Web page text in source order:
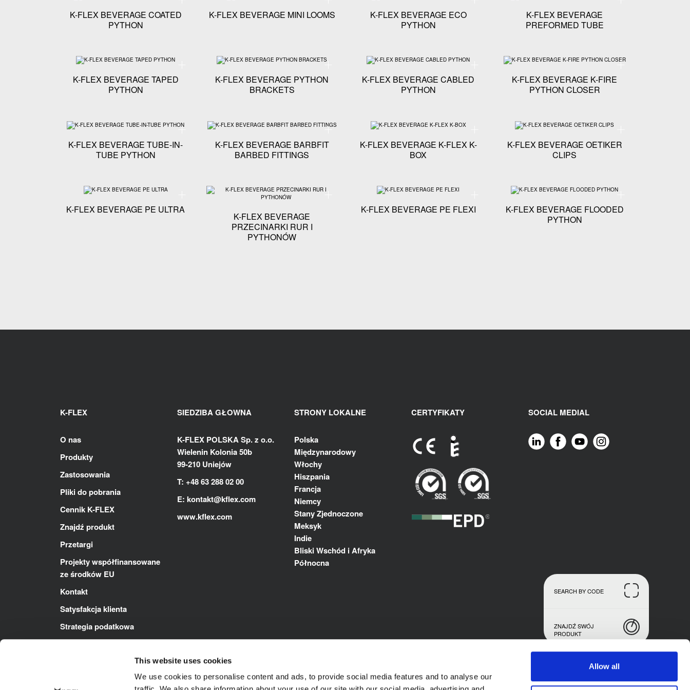
This website uses cookies
We use cookies to personalise content and ads, to provide social media features and to analyse our
Allow all
SEARCH BY CODE
ZNAJDŹ SWÓJ
PRODUKT
K-FLEX BEVERAGE COATED
PYTHON
K-FLEX BEVERAGE MINI LOOMS
K-FLEX BEVERAGE ECO
PYTHON
K-FLEX BEVERAGE
PREFORMED TUBE
K-FLEX BEVERAGE TAPED
PYTHON
Specyfikacja techniczna - K-FLEX BEVERAGE TAPED PYTHON
K-FLEX BEVERAGE PYTHON
BRACKETS
Specyfikacja techniczna - K-FLEX BEVERAGE PYTHON BRACKETS
K-FLEX BEVERAGE CABLED
PYTHON
Specyfikacja techniczna - K-FLEX BEVERAGE CABLED PYTHON
K-FLEX BEVERAGE K-FIRE
PYTHON CLOSER
K-FLEX BEVERAGE TUBE-IN-
TUBE PYTHON
Specyfikacja techniczna - K-FLEX BEVERAGE TUBE-IN-TUBE PYTHON
K-FLEX BEVERAGE BARBFIT
BARBED FITTINGS
Specyfikacja techniczna - K-FLEX BEVERAGE BARBFIT BARBED FITTINGS
K-FLEX BEVERAGE K-FLEX K-
BOX
Specyfikacja techniczna - K-FLEX BEVERAGE K-FLEX K-BOX
K-FLEX BEVERAGE OETIKER
CLIPS
K-FLEX BEVERAGE PE ULTRA
Specyfikacja techniczna - K-FLEX BEVERAGE PE ULTRA
K-FLEX BEVERAGE
PRZECINARKI RUR I
PYTHONÓW
Specyfikacja techniczna - K-FLEX BEVERAGE PRZECINARKI RUR I PYTHONÓW
K-FLEX BEVERAGE PE FLEXI
Specyfikacja techniczna - K-FLEX BEVERAGE PE FLEXI
K-FLEX BEVERAGE FLOODED
PYTHON
K-FLEX
O nas
Produkty
Zastosowania
Pliki do pobrania
Cennik K-FLEX
Znajdź produkt
Przetargi
Projekty współfinansowane
ze środków EU
Kontakt
Satysfakcja klienta
Strategia podatkowa
Polityka ZSZ
SIEDZIBA GŁOWNA
K-FLEX POLSKA Sp. z o.o.
Wielenin Kolonia 50b
99-210 Uniejów
T: +48 63 288 02 00
E: kontakt@kflex.com
www.kflex.com
STRONY LOKALNE
Polska
Międzynarodowy
Włochy
Hiszpania
Francja
Niemcy
Stany Zjednoczone
Meksyk
Indie
Bliski Wschód i Afryka
Północna
CERTYFIKATY SOCIAL MEDIAL